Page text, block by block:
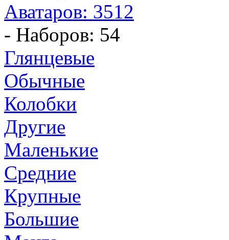
Аватаров: 3512
- Наборов: 54
Глянцевые
Обычные
Колобки
Другие
Маленькие
Средние
Крупные
Большие